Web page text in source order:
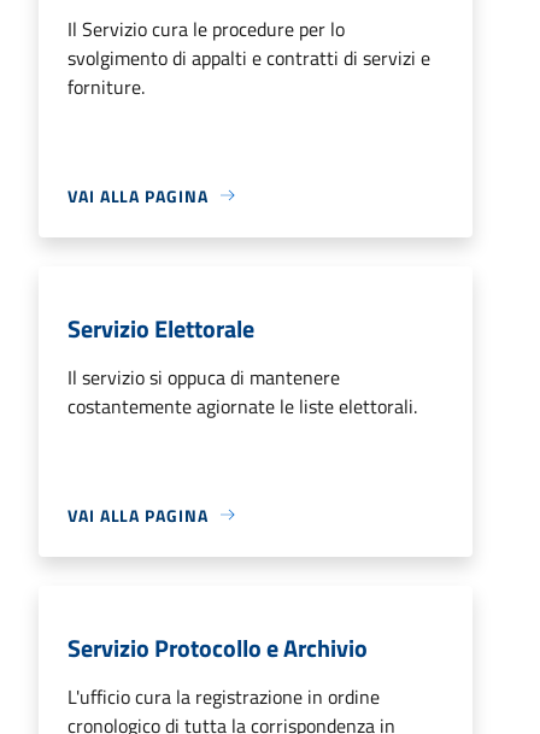
Il Servizio cura le procedure per lo
svolgimento di appalti e contratti di servizi e
forniture.
VAI ALLA PAGINA
Servizio Elettorale
Il servizio si oppuca di mantenere
costantemente agiornate le liste elettorali.
VAI ALLA PAGINA
Servizio Protocollo e Archivio
L'ufficio cura la registrazione in ordine
cronologico di tutta la corrispondenza in